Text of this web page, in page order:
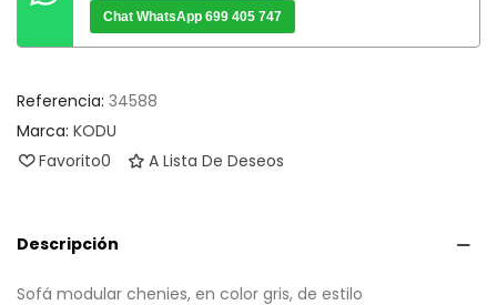
Chat WhatsApp 699 405 747
Referencia: 34588
Marca: KODU
Favorito0 A Lista De Deseos
Descripción
Sofá modular chenies, en color gris, de estilo